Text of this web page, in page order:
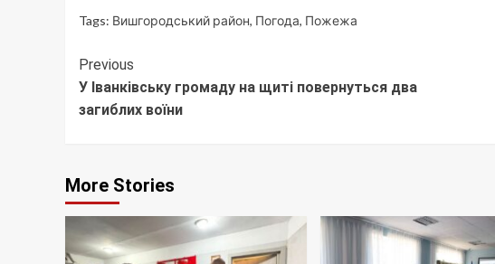
Tags: Вишгородський район, Погода, Пожежа
Continue
Reading
Previous
У Іванківську громаду на щиті повернуться два
загиблих воїни
More Stories